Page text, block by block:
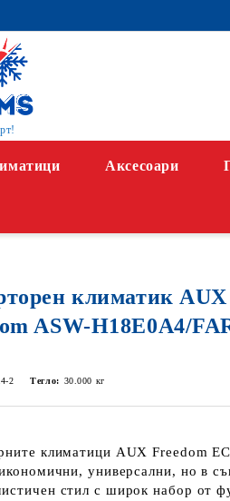
Аксесоари
климатик AUX
ASW-H18E0A4/
2 Тегло: 30.000 кг
климатици AUX Freedom
универсални, но в
стил с широк набор от